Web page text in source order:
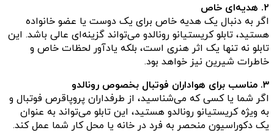
۲. هدیه‌ای خاص
اگر به دنبال یک هدیه خاص برای یک دوست یا عضو خانواده
هستید، تابلو کریستیانو رونالدو می‌تواند گزینه‌ای عالی باشد. این
تابلو نه تنها یک اثر هنری است، بلکه یادآور لحظات خاص و
خاطرات شیرین نیز خواهد بود.
۳. مناسب برای هواداران فوتبال بخصوص رونالدو
اگر شما یا کسی که می‌شناسید، از طرفداران پروپاقرص فوتبال و
به ویژه کریستیانو رونالدو هستید، این تابلو می‌تواند به عنوان
یک دکوراسیون منحصر به فرد در خانه یا محل کار شما عمل کند.